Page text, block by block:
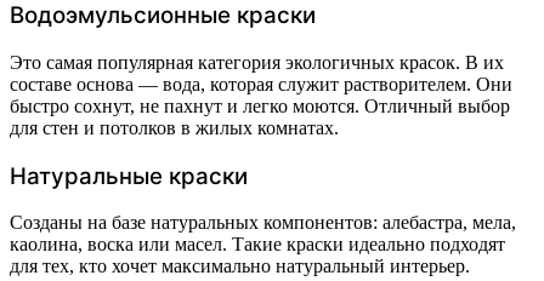
Водоэмульсионные краски
Это самая популярная категория экологичных красок. В их
составе основа — вода, которая служит растворителем. Они
быстро сохнут, не пахнут и легко моются. Отличный выбор
для стен и потолков в жилых комнатах.
Натуральные краски
Созданы на базе натуральных компонентов: алебастра, мела,
каолина, воска или масел. Такие краски идеально подходят
для тех, кто хочет максимально натуральный интерьер.